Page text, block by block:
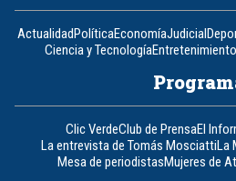
ActualidadPolíticaEconomíaJudicial
Ciencia y TecnologíaEntretenimiento
Clic VerdeClub de PrensaEl
La entrevista de Tomás MosciattiLa
Mesa de periodistasMujeres de